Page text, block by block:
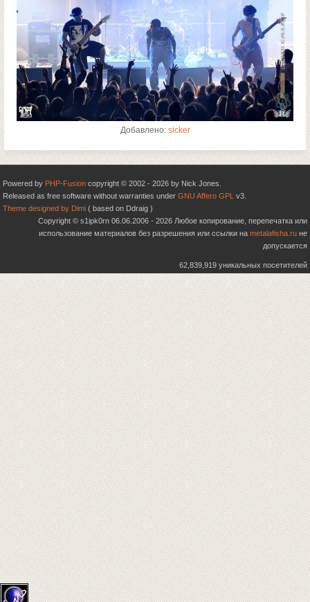
Добавлено: sicker
Powered by PHP-Fusion copyright © 2002 - 2026 by Nick Jones.
Released as free software without warranties under GNU Affero GPL v3.
Theme designed by Dimi ( based on Ddraig )
Copyright © s1ipk0rn 06.06.2006 - 2026 Любое копирование, перепечатка или
использование материалов без разрешения или ссылки на metalafisha.ru не
допускается
62,839,919 уникальных посетителей